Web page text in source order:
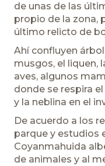
de unas de las
propio de la zona,
último relicto de
Ahí confluyen
musgos, el liquen,
aves, algunos
donde se respira
y la neblina en el
De acuerdo a los
parque y estudios
Coyanmahuida
de animales y al